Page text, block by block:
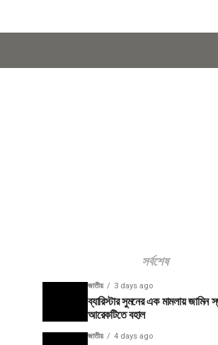
সর্বশেষ
জাতীয় 3 days ago
ব্যারিস্টার সুমনের এক মামলায় জামিন
আরেকটিতে বহাল
জাতীয় 4 days ago